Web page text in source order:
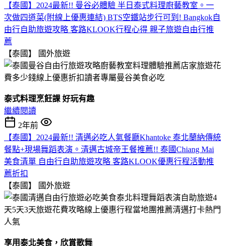
【泰國】2024最新!! 曼谷必體驗 半日泰式料理廚藝教室。一
次做四道菜(附線上優惠連結) BTS空鐵站步行可到! Bangkok自
由行自助旅遊攻略 客路KLOOK行程心得 親子旅遊自由行推
薦
【泰國】
國外旅遊
泰式料理烹飪課 好玩有趣
繼續閱讀
2年前
【泰國】2024最新!! 清邁必吃人氣餐廳Khantoke 泰北蘭納傳統
餐點+現場舞蹈表演。清邁古城帝王餐推薦!! 泰國Chiang Mai
美食清單 自由行自助旅遊攻略 客路KLOOK優惠行程活動推
薦折扣
【泰國】
國外旅遊
享用泰北美食，欣賞歌舞